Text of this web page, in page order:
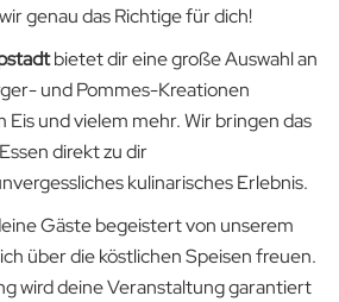
genau das Richtige für dich!
bietet dir eine große Auswahl an
und Pommes-Kreationen
und vielem mehr. Wir bringen das
Essen direkt zu dir
kulinarisches Erlebnis.
Gäste begeistert von unserem
über die köstlichen Speisen freuen.
wird deine Veranstaltung garantiert